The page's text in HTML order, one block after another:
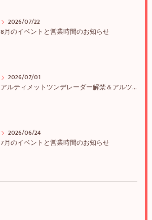
2026/07/22
8月のイベントと営業時間のお知らせ
2026/07/01
アルティメットツンデレーダー解禁＆アルツンBIGTEE販売のお知らせ
2026/06/24
7月のイベントと営業時間のお知らせ